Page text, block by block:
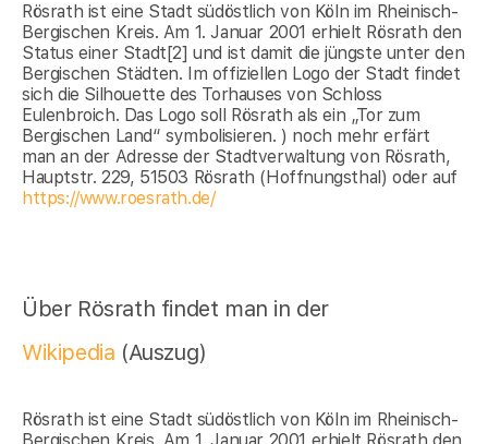
Rösrath ist eine Stadt südöstlich von Köln im Rheinisch-
Bergischen Kreis. Am 1. Januar 2001 erhielt Rösrath den
Status einer Stadt[2] und ist damit die jüngste unter den
Bergischen Städten. Im offiziellen Logo der Stadt findet
sich die Silhouette des Torhauses von Schloss
Eulenbroich. Das Logo soll Rösrath als ein „Tor zum
Bergischen Land“ symbolisieren. ) noch mehr erfärt
man an der Adresse der Stadtverwaltung von Rösrath,
Hauptstr. 229, 51503 Rösrath (Hoffnungsthal) oder auf
https://www.roesrath.de/
Über Rösrath findet man in der
Wikipedia (Auszug)
Rösrath ist eine Stadt südöstlich von Köln im Rheinisch-